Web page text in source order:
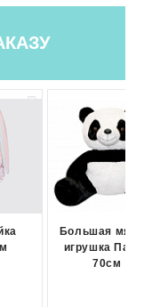
Большая
игрушка Панда
70см